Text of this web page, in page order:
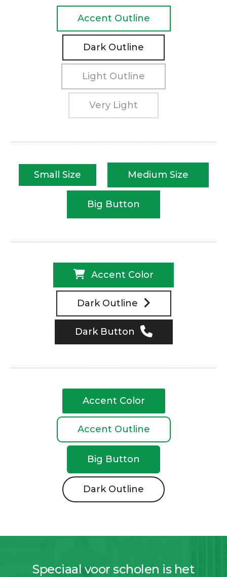
Accent Outline
Dark Outline
Light Outline
Very Light
Small Size Medium Size
Big Button
Accent Color
Dark Outline
Dark Button
Accent Color
Accent Outline
Big Button
Dark Outline
Speciaal voor scholen is het